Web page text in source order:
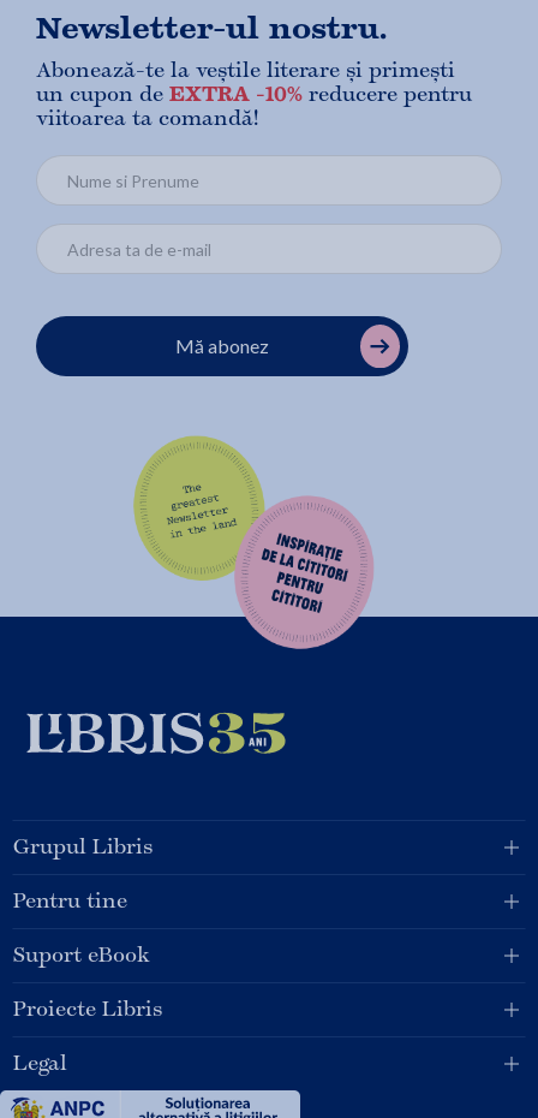
Newsletter-ul nostru.
Abonează-te la veștile literare și primești
un cupon de EXTRA -10% reducere pentru
viitoarea ta comandă!
Mă abonez
Grupul Libris
Pentru tine
Suport eBook
Proiecte Libris
Legal